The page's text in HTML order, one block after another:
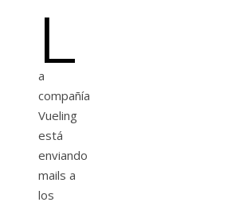
L
a
compañía
Vueling
está
enviando
mails a
los